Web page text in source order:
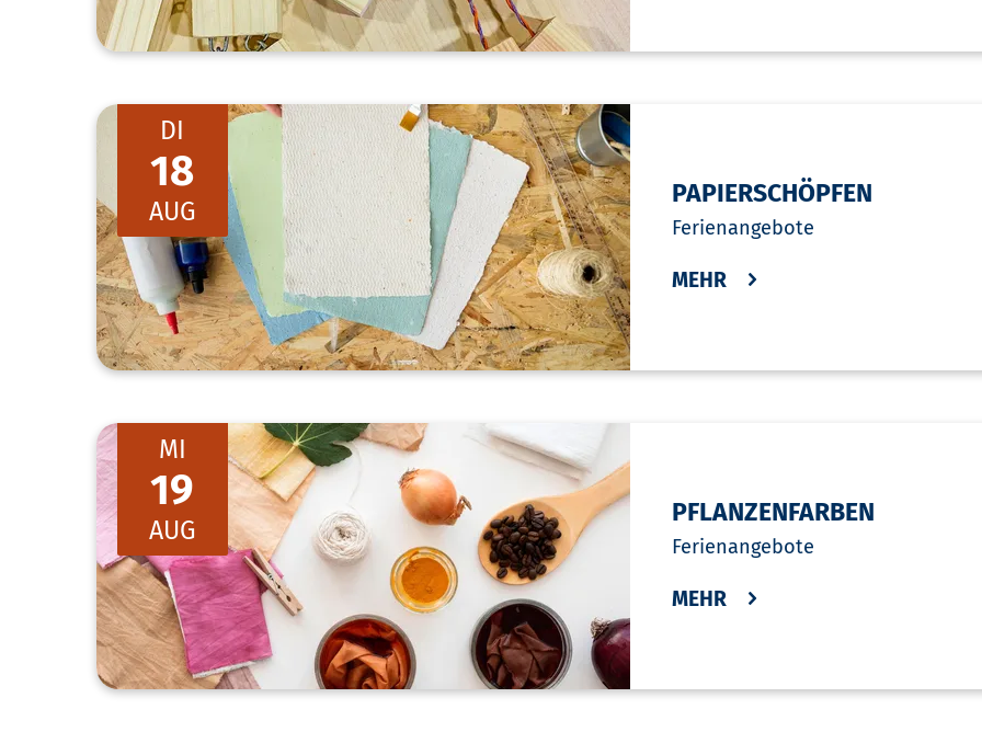
DI
18
AUG
PAPIERSCHÖPFEN
Ferienangebote
MEHR
MI
19
AUG
PFLANZENFARBEN
Ferienangebote
MEHR